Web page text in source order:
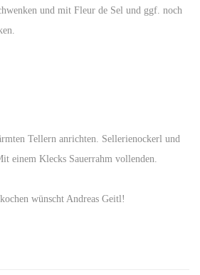
und mit Fleur de Sel und ggf. noch
Tellern anrichten. Sellerienockerl und
einem Klecks Sauerrahm vollenden.
wünscht Andreas Geitl!